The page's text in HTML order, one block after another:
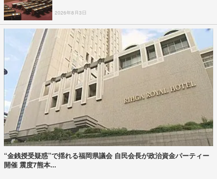
2026年8月3日
“金銭授受疑惑”で揺れる福岡県議会 自民会長が政治資金パーティー
開催 震度7熊本...